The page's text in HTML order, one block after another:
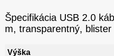
Špecifikácia USB 2.0
m, transparentný, blister
Výška